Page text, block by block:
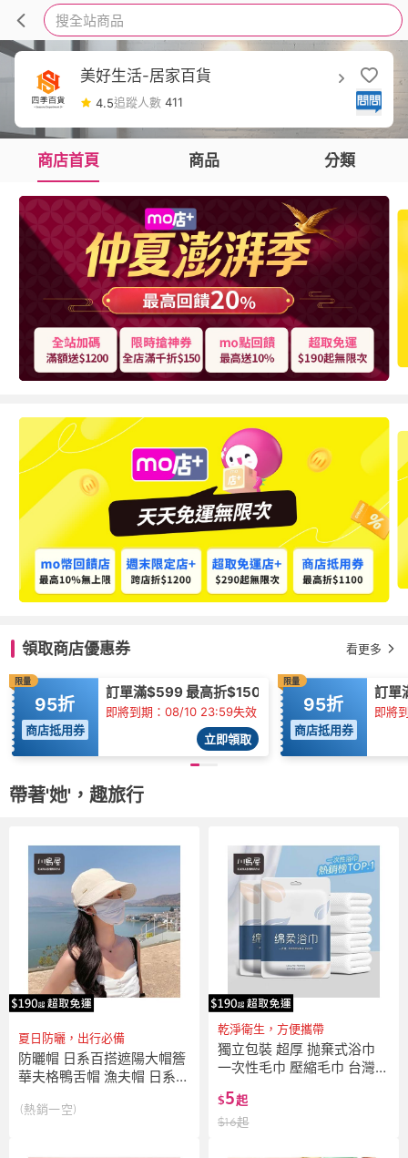
搜全站商品
美好生活-居家百貨
4.5追蹤人數 411
商店首頁 商品 分類
領取商店優惠券 看更多
限量
95折
商店抵用券
訂單滿$599 最高折$150
即將到期：08/10 23:59失效
立即領取
限量
95折
商店抵用券
訂單
即將
帶著'她'，趣旅行
夏日防曬，出行必備
防曬帽 日系百搭遮陽大帽簷
華夫格鴨舌帽 漁夫帽 日系棒
戶外遮陽 防曬帽子 素色帽子
(熱銷一空)
乾淨衛生，方便攜帶
獨立包裝 超厚 抛棄式浴巾
一次性毛巾 壓縮毛巾 台灣現
性浴巾 旅行用品
$5起
$16起